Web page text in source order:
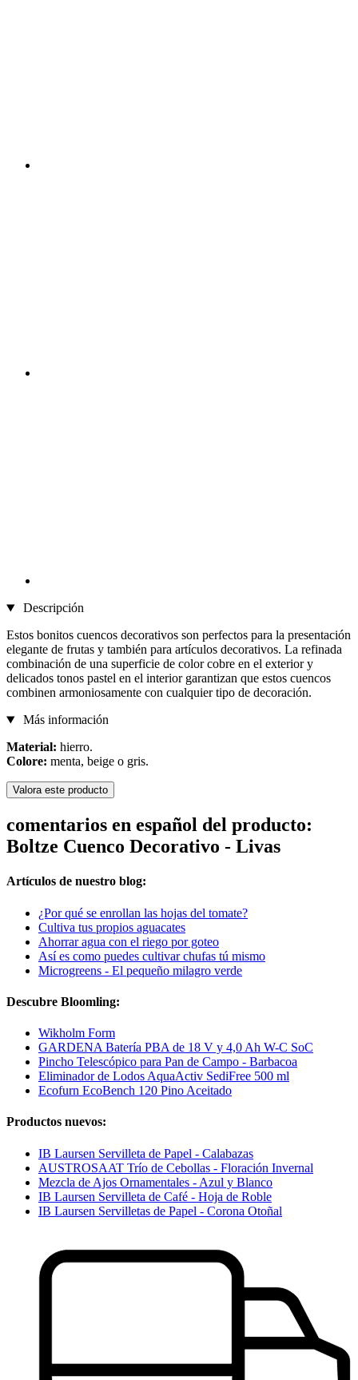
Descripción
Estos bonitos cuencos decorativos son perfectos para la presentación
elegante de frutas y también para artículos decorativos. La refinada
combinación de una superficie de color cobre en el exterior y
delicados tonos pastel en el interior garantizan que estos cuencos
combinen armoniosamente con cualquier tipo de decoración.
Más información
Material: hierro.
Colore: menta, beige o gris.
Valora este producto
comentarios en español del producto:
Boltze Cuenco Decorativo - Livas
Artículos de nuestro blog:
¿Por qué se enrollan las hojas del tomate?
Cultiva tus propios aguacates
Ahorrar agua con el riego por goteo
Así es como puedes cultivar chufas tú mismo
Microgreens - El pequeño milagro verde
Descubre Bloomling:
Wikholm Form
GARDENA Batería PBA de 18 V y 4,0 Ah W-C SoC
Pincho Telescópico para Pan de Campo - Barbacoa
Eliminador de Lodos AquaActiv SediFree 500 ml
Ecofurn EcoBench 120 Pino Aceitado
Productos nuevos:
IB Laursen Servilleta de Papel - Calabazas
AUSTROSAAT Trío de Cebollas - Floración Invernal
Mezcla de Ajos Ornamentales - Azul y Blanco
IB Laursen Servilleta de Café - Hoja de Roble
IB Laursen Servilletas de Papel - Corona Otoñal